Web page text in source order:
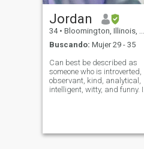
Jordan
34 • Bloomington, Illinois, Estados Unidos
Buscando: Mujer 29 - 35
Can best be described as
someone who is introverted,
observant, kind, analytical,
intelligent, witty, and funny. In
as football, basketball,